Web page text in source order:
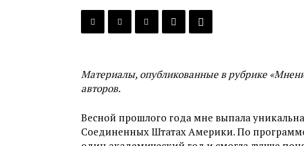
Кыргызстана
Материалы, опубликованные в рубрике
авторов.
Весной прошлого года мне выпала
Соединенных Штатах Америки. По